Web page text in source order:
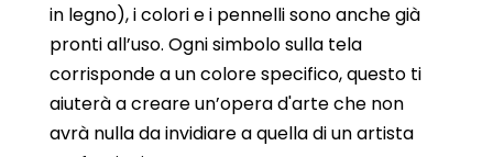
in legno), i colori e i pennelli sono anche già
pronti all’uso. Ogni simbolo sulla tela
corrisponde a un colore specifico, questo ti
aiuterà a creare un’opera d'arte che non
avrà nulla da invidiare a quella di un artista